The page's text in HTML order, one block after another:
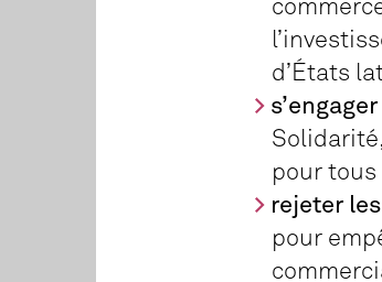
d’États
pour tous
rejeter
pour